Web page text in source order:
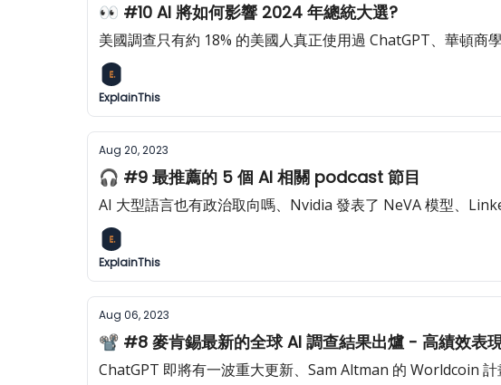
👀 #10 AI 將如何影響 2024 年總統大選?
美國調查只有約 18% 的美國人真正使用過 ChatGPT、華頓
ExplainThis
Aug 20, 2023
🎧 #9 最推薦的 5 個 AI 相關 podcast 節目
AI 大型語言也有政治取向嗎、Nvidia 發表了 NeVA 模型、
ExplainThis
Aug 06, 2023
📽 #8 麥肯錫最新的全球 AI 調查結果出爐 - 高績效表
ChatGPT 即將有一波重大更新、Sam Altman 的 Worldcoin 計